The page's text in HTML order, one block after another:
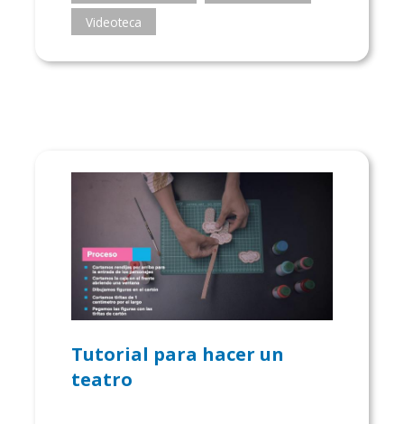
Videoteca
Tutorial para hacer un
teatro